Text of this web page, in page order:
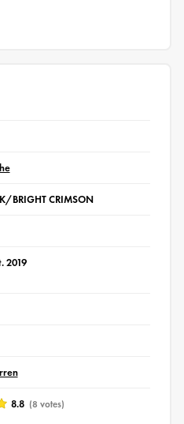
BRIGHT CRIMSON
2019
8.8 (8 votes)